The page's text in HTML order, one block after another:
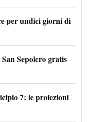
per undici giorni di
Sepolcro gratis
7: le proiezioni